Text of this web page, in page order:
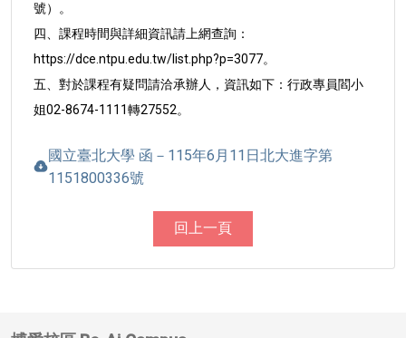
號）。
四、課程時間與詳細資訊請上網查詢：
https://dce.ntpu.edu. tw/list.php?p=3077。
五、對於課程有疑問請洽承辦人，資訊如下：行政專員閻小
姐02-8674-1111轉27552。
國立臺北大學 函－115年6月11日北大進字第
1151800336號
回上一頁